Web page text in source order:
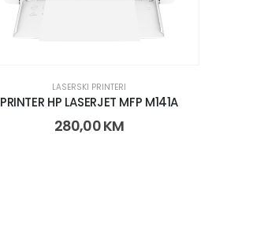
LASERSKI PRINTERI
PRINTER HP LASERJET MFP M141A
280,00KM